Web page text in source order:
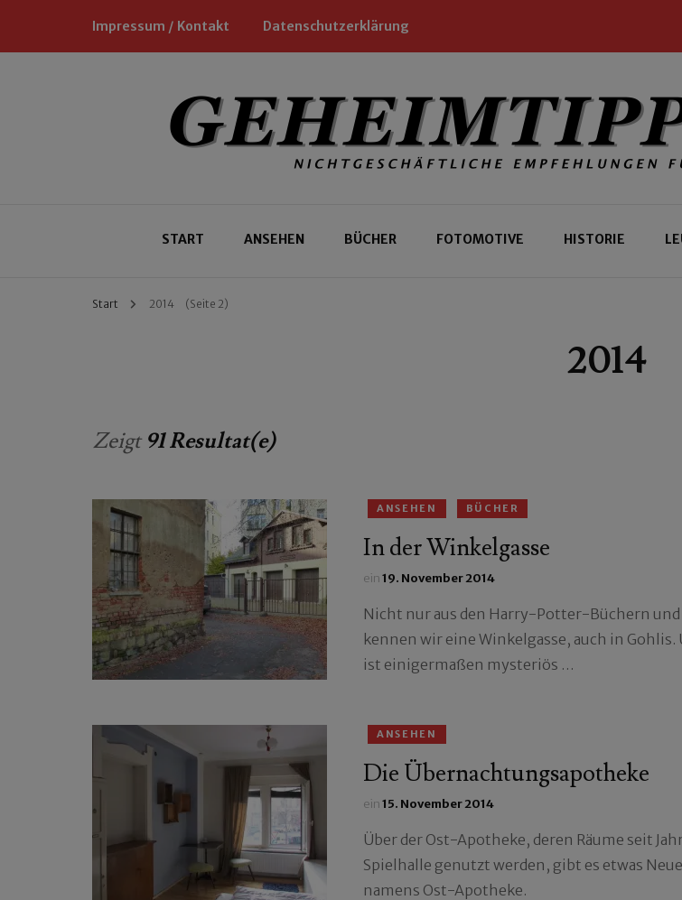
Impressum / Kontakt Datenschutzerklärung
Geheimtipp Leipzig
START ANSEHEN BÜCHER FOTOMOTIVE HISTORIE
Start 2014 (Seite 2)
2014
Zeigt 91 Resultat(e)
ANSEHEN BÜCHER
In der Winkelgasse
ein19. November 2014
Nicht nur aus den Harry-Potter-Büchern
kennen wir eine Winkelgasse, auch in Gohlis.
ist einigermaßen mysteriös …
ANSEHEN
Die Übernachtungsapotheke
ein15. November 2014
Über der Ost-Apotheke, deren Räume seit
Spielhalle genutzt werden, gibt es etwas
namens Ost-Apotheke.